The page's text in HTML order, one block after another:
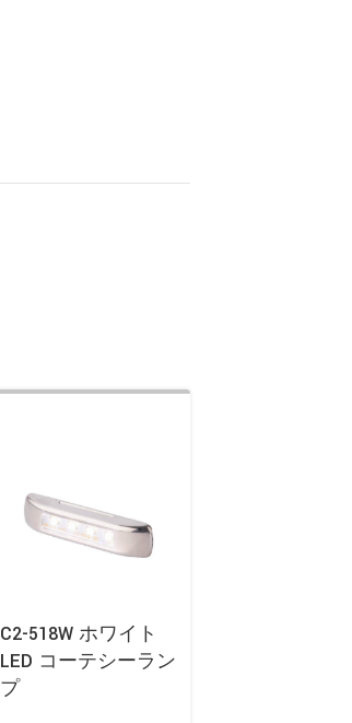
C2-518W ホワイト
LED コーテシーラン
プ